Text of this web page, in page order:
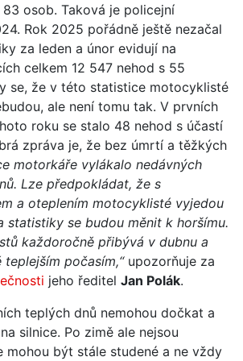
osob. Taková je policejní
Rok 2025 pořádně ještě nezačal
za leden a únor evidují na
celkem 12 547 nehod s 55
se, že v této statistice motocyklisté
ale není tomu tak. V prvních
roku se stalo 48 nehod s účastí
zpráva je, že bez úmrtí a těžkých
motorkáře vylákalo nedávných
Lze předpokládat, že s
a oteplením motocyklisté vyjedou
statistiky se budou měnit k horšímu.
každoročně přibývá v dubnu a
počasím,“upozorňuje za
jeho ředitel Jan Polák.
teplých dnů nemohou dočkat a
silnice. Po zimě ale nejsou
mohou být stále studené a ne vždy